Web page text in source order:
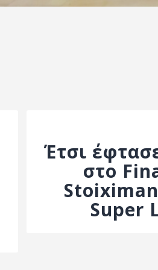
Έτσι
στο
Super